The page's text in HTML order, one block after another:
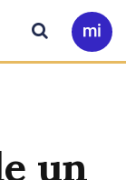
Ir
a
Buscar
un